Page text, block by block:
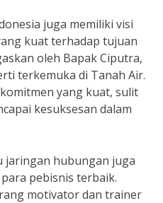
juga memiliki visi
kuat terhadap tujuan
oleh Bapak Ciputra,
terkemuka di Tanah Air.
yang kuat, sulit
kesuksesan dalam
jaringan hubungan juga
pebisnis terbaik.
motivator dan trainer